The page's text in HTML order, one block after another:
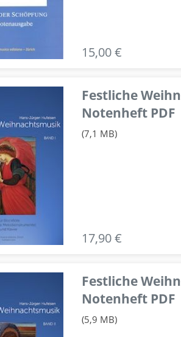
15,00 €
Festliche
Notenheft
(7,1 MB)
17,90 €
Festliche
Notenheft
(5,9 MB)